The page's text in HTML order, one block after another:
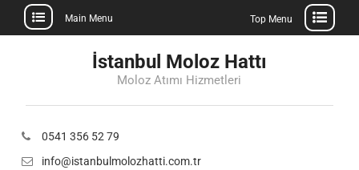
Main Menu Top Menu
İstanbul Moloz Hattı
Moloz Atımı Hizmetleri
0541 356 52 79
info@istanbulmolozhatti.com.tr